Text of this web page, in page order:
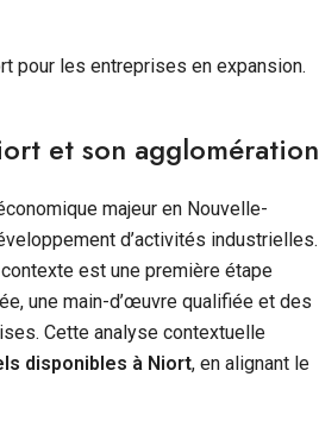
et son agglomération
majeur en Nouvelle-
d’activités industrielles.
est une première étape
une main-d’œuvre qualifiée et des
Cette analyse contextuelle
disponibles à Niort, en alignant le